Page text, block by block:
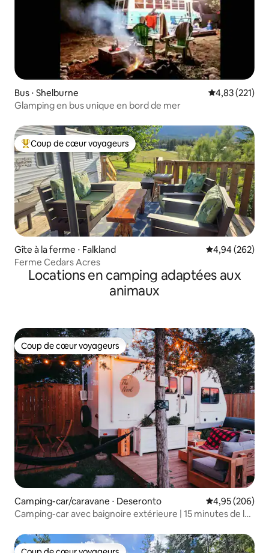
Bus ⋅ Shelburne Évaluation
4,83 (221)
Glamping en bus unique en bord de mer
Coups de cœur voyageurs les plus appréciés
Coup de cœur voyageurs
Gîte à la ferme ⋅ Falkland Évaluation
4,94 (262)
Ferme Cedars Acres
Locations en camping adaptées aux
animaux
Coup de cœur voyageurs
Coup de cœur voyageurs
Camping-car/caravane ⋅ Deseronto Évaluation
4,95 (206)
Camping-car avec baignoire extérieure | 15 minutes de la